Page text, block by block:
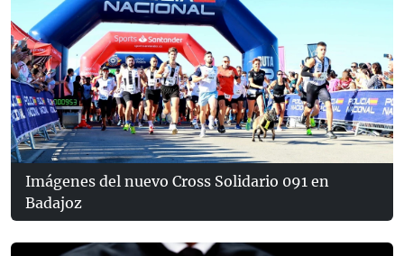
Imágenes del nuevo Cross Solidario 091 en
Badajoz